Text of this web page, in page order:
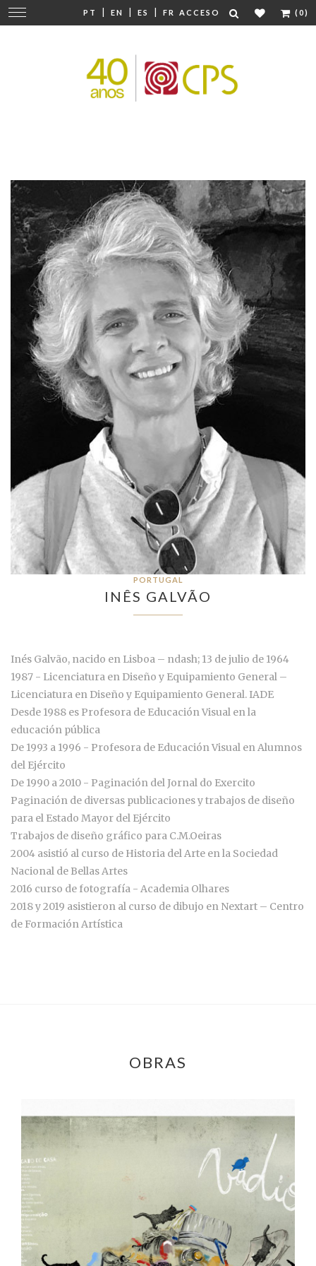
PT | EN | ES | FR ACCESO (0)
Cambiar
navegación
PORTUGAL
INÊS GALVÃO
Inés Galvão, nacido en Lisboa – ndash; 13 de julio de 1964
1987 - Licenciatura en Diseño y Equipamiento General –
Licenciatura en Diseño y Equipamiento General. IADE
Desde 1988 es Profesora de Educación Visual en la
educación pública
De 1993 a 1996 - Profesora de Educación Visual en Alumnos
del Ejército
De 1990 a 2010 - Paginación del Jornal do Exercito
Paginación de diversas publicaciones y trabajos de diseño
para el Estado Mayor del Ejército
Trabajos de diseño gráfico para C.M.Oeiras
2004 asistió al curso de Historia del Arte en la Sociedad
Nacional de Bellas Artes
2016 curso de fotografía - Academia Olhares
2018 y 2019 asistieron al curso de dibujo en Nextart – Centro
de Formación Artística
OBRAS